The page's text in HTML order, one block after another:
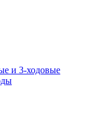
и 3-ходовые